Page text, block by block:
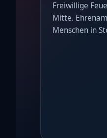
Freiwillige
Mitte.
Menschen in